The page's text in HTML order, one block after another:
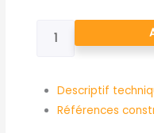
D'ASSEMBLAGE
M14X1.5
Descriptif
Références